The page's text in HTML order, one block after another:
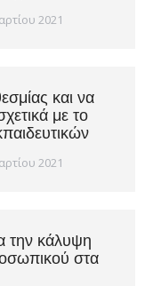
2021
και να
με το
2021
την κάλυψη
στα